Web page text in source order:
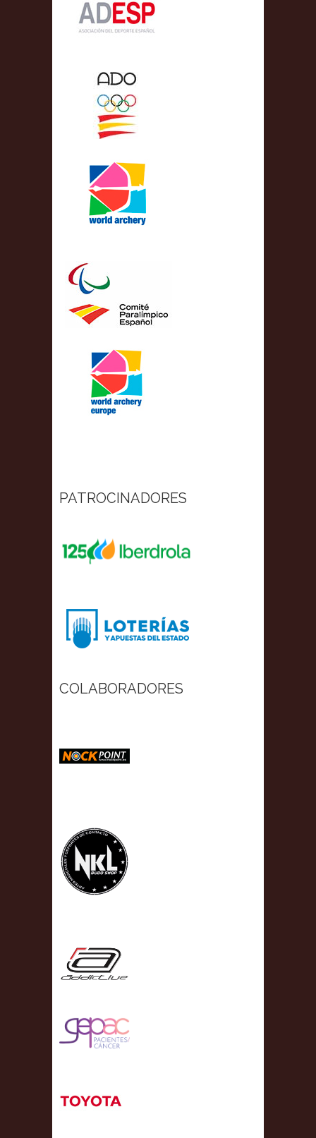
PATROCINADORES
COLABORADORES